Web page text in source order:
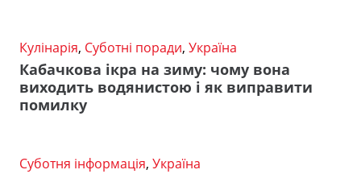
Кулінарія, Суботні поради, Україна
Кабачкова ікра на зиму: чому вона
виходить водянистою і як виправити
помилку
Суботня інформація, Україна